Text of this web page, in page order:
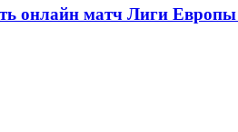
онлайн матч Лиги Европы